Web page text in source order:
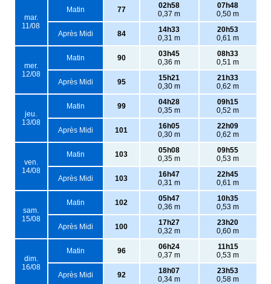
mar.
11/08
Matin 77
02h58
0,37 m
07h48
0,50 m
Après Midi 84
14h33
0,31 m
20h53
0,61 m
mer.
12/08
Matin 90
03h45
0,36 m
08h33
0,51 m
Après Midi 95
15h21
0,30 m
21h33
0,62 m
jeu.
13/08
Matin 99
04h28
0,35 m
09h15
0,52 m
Après Midi 101
16h05
0,30 m
22h09
0,62 m
ven.
14/08
Matin 103
05h08
0,35 m
09h55
0,53 m
Après Midi 103
16h47
0,31 m
22h45
0,61 m
sam.
15/08
Matin 102
05h47
0,36 m
10h35
0,53 m
Après Midi 100
17h27
0,32 m
23h20
0,60 m
dim.
16/08
Matin 96
06h24
0,37 m
11h15
0,53 m
Après Midi 92
18h07
0,34 m
23h53
0,58 m